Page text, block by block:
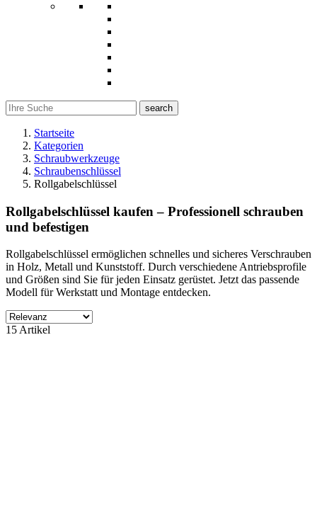
search
Startseite
Kategorien
Schraubwerkzeuge
Schraubenschlüssel
Rollgabelschlüssel
Rollgabelschlüssel kaufen – Professionell schrauben
und befestigen
Rollgabelschlüssel ermöglichen schnelles und sicheres Verschrauben
in Holz, Metall und Kunststoff. Durch verschiedene Antriebsprofile
und Größen sind Sie für jeden Einsatz gerüstet. Jetzt das passende
Modell für Werkstatt und Montage entdecken.
Filter
15 Artikel